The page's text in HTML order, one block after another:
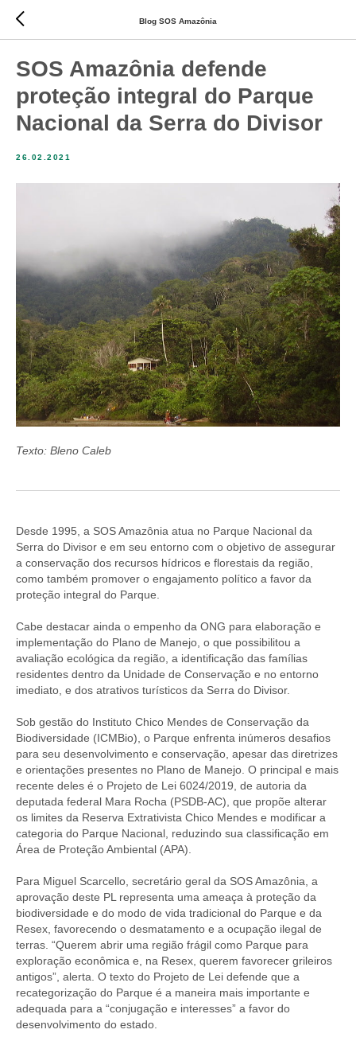
Blog SOS Amazônia
SOS Amazônia defende
proteção integral do Parque
Nacional da Serra do Divisor
26.02.2021
Texto: Bleno Caleb
Desde 1995, a SOS Amazônia atua no Parque Nacional da
Serra do Divisor e em seu entorno com o objetivo de assegurar
a conservação dos recursos hídricos e florestais da região,
como também promover o engajamento político a favor da
proteção integral do Parque.
Cabe destacar ainda o empenho da ONG para elaboração e
implementação do Plano de Manejo, o que possibilitou a
avaliação ecológica da região, a identificação das famílias
residentes dentro da Unidade de Conservação e no entorno
imediato, e dos atrativos turísticos da Serra do Divisor.
Sob gestão do Instituto Chico Mendes de Conservação da
Biodiversidade (ICMBio), o Parque enfrenta inúmeros desafios
para seu desenvolvimento e conservação, apesar das diretrizes
e orientações presentes no Plano de Manejo. O principal e mais
recente deles é o Projeto de Lei 6024/2019, de autoria da
deputada federal Mara Rocha (PSDB-AC), que propõe alterar
os limites da Reserva Extrativista Chico Mendes e modificar a
categoria do Parque Nacional, reduzindo sua classificação em
Área de Proteção Ambiental (APA).
Para Miguel Scarcello, secretário geral da SOS Amazônia, a
aprovação deste PL representa uma ameaça à proteção da
biodiversidade e do modo de vida tradicional do Parque e da
Resex, favorecendo o desmatamento e a ocupação ilegal de
terras. “Querem abrir uma região frágil como Parque para
exploração econômica e, na Resex, querem favorecer grileiros
antigos”, alerta. O texto do Projeto de Lei defende que a
recategorização do Parque é a maneira mais importante e
adequada para a “conjugação e interesses” a favor do
desenvolvimento do estado.